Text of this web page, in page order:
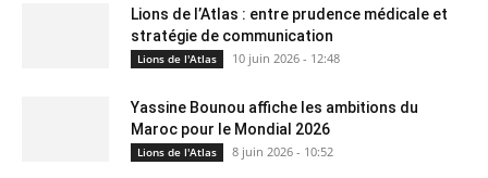
Lions de l’Atlas : entre prudence médicale et
stratégie de communication
Lions de l'Atlas 10 juin 2026 - 12:48
Yassine Bounou affiche les ambitions du
Maroc pour le Mondial 2026
Lions de l'Atlas 8 juin 2026 - 10:52